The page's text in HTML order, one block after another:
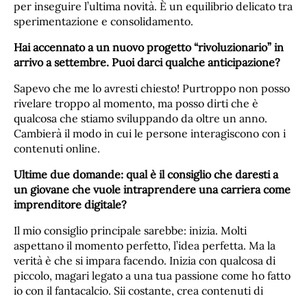
per inseguire l’ultima novità. È un equilibrio delicato tra
sperimentazione e consolidamento.
Hai accennato a un nuovo progetto “rivoluzionario” in
arrivo a settembre. Puoi darci qualche anticipazione?
Sapevo che me lo avresti chiesto! Purtroppo non posso
rivelare troppo al momento, ma posso dirti che è
qualcosa che stiamo sviluppando da oltre un anno.
Cambierà il modo in cui le persone interagiscono con i
contenuti online.
Ultime due domande: qual è il consiglio che daresti a
un giovane che vuole intraprendere una carriera come
imprenditore digitale?
Il mio consiglio principale sarebbe: inizia. Molti
aspettano il momento perfetto, l’idea perfetta. Ma la
verità è che si impara facendo. Inizia con qualcosa di
piccolo, magari legato a una tua passione come ho fatto
io con il fantacalcio. Sii costante, crea contenuti di